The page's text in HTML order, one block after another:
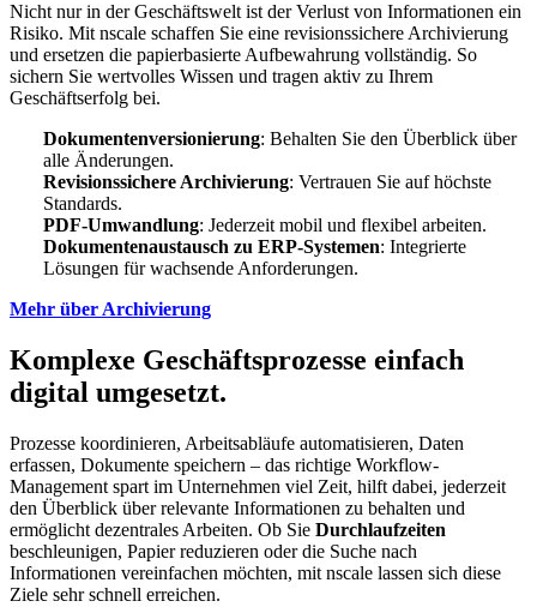
Nicht nur in der Geschäftswelt ist der Verlust von Informationen ein
Risiko. Mit nscale schaffen Sie eine revisionssichere Archivierung
und ersetzen die papierbasierte Aufbewahrung vollständig. So
sichern Sie wertvolles Wissen und tragen aktiv zu Ihrem
Geschäftserfolg bei.
Dokumentenversionierung: Behalten Sie den Überblick über
alle Änderungen.
Revisionssichere Archivierung: Vertrauen Sie auf höchste
Standards.
PDF-Umwandlung: Jederzeit mobil und flexibel arbeiten.
Dokumentenaustausch zu ERP-Systemen: Integrierte
Lösungen für wachsende Anforderungen.
Mehr über Archivierung
Komplexe Geschäftsprozesse einfach
digital umgesetzt.
Prozesse koordinieren, Arbeitsabläufe automatisieren, Daten
erfassen, Dokumente speichern – das richtige Workflow-
Management spart im Unternehmen viel Zeit, hilft dabei, jederzeit
den Überblick über relevante Informationen zu behalten und
ermöglicht dezentrales Arbeiten. Ob Sie Durchlaufzeiten
beschleunigen, Papier reduzieren oder die Suche nach
Informationen vereinfachen möchten, mit nscale lassen sich diese
Ziele sehr schnell erreichen.